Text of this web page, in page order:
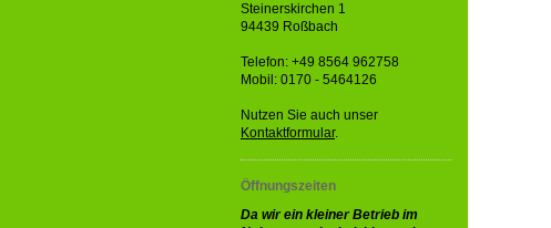
Steinerskirchen 1
94439 Roßbach
Telefon: +49 8564 962758
Mobil: 0170 - 5464126
Nutzen Sie auch unser
Kontaktformular.
Öffnungszeiten
Da wir ein kleiner Betrieb im